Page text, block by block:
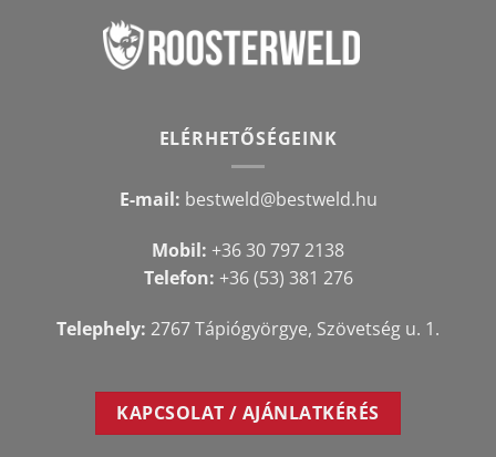
ELÉRHETŐSÉGEINK
E-mail: bestweld@bestweld.hu
Mobil: +36 30 797 2138
Telefon: +36 (53) 381 276
Telephely: 2767 Tápiógyörgye, Szövetség u. 1.
KAPCSOLAT / AJÁNLATKÉRÉS